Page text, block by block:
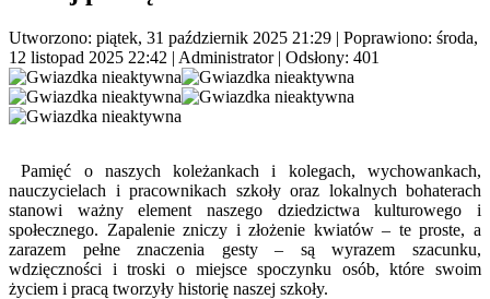
Utworzono: piątek, 31 październik 2025 21:29 | Poprawiono: środa,
12 listopad 2025 22:42 | Administrator| Odsłony: 401
Pamięć o naszych koleżankach i kolegach, wychowankach,
nauczycielach i pracownikach szkoły oraz lokalnych bohaterach
stanowi ważny element naszego dziedzictwa kulturowego i
społecznego. Zapalenie zniczy i złożenie kwiatów – te proste, a
zarazem pełne znaczenia gesty – są wyrazem szacunku,
wdzięczności i troski o miejsce spoczynku osób, które swoim
życiem i pracą tworzyły historię naszej szkoły.